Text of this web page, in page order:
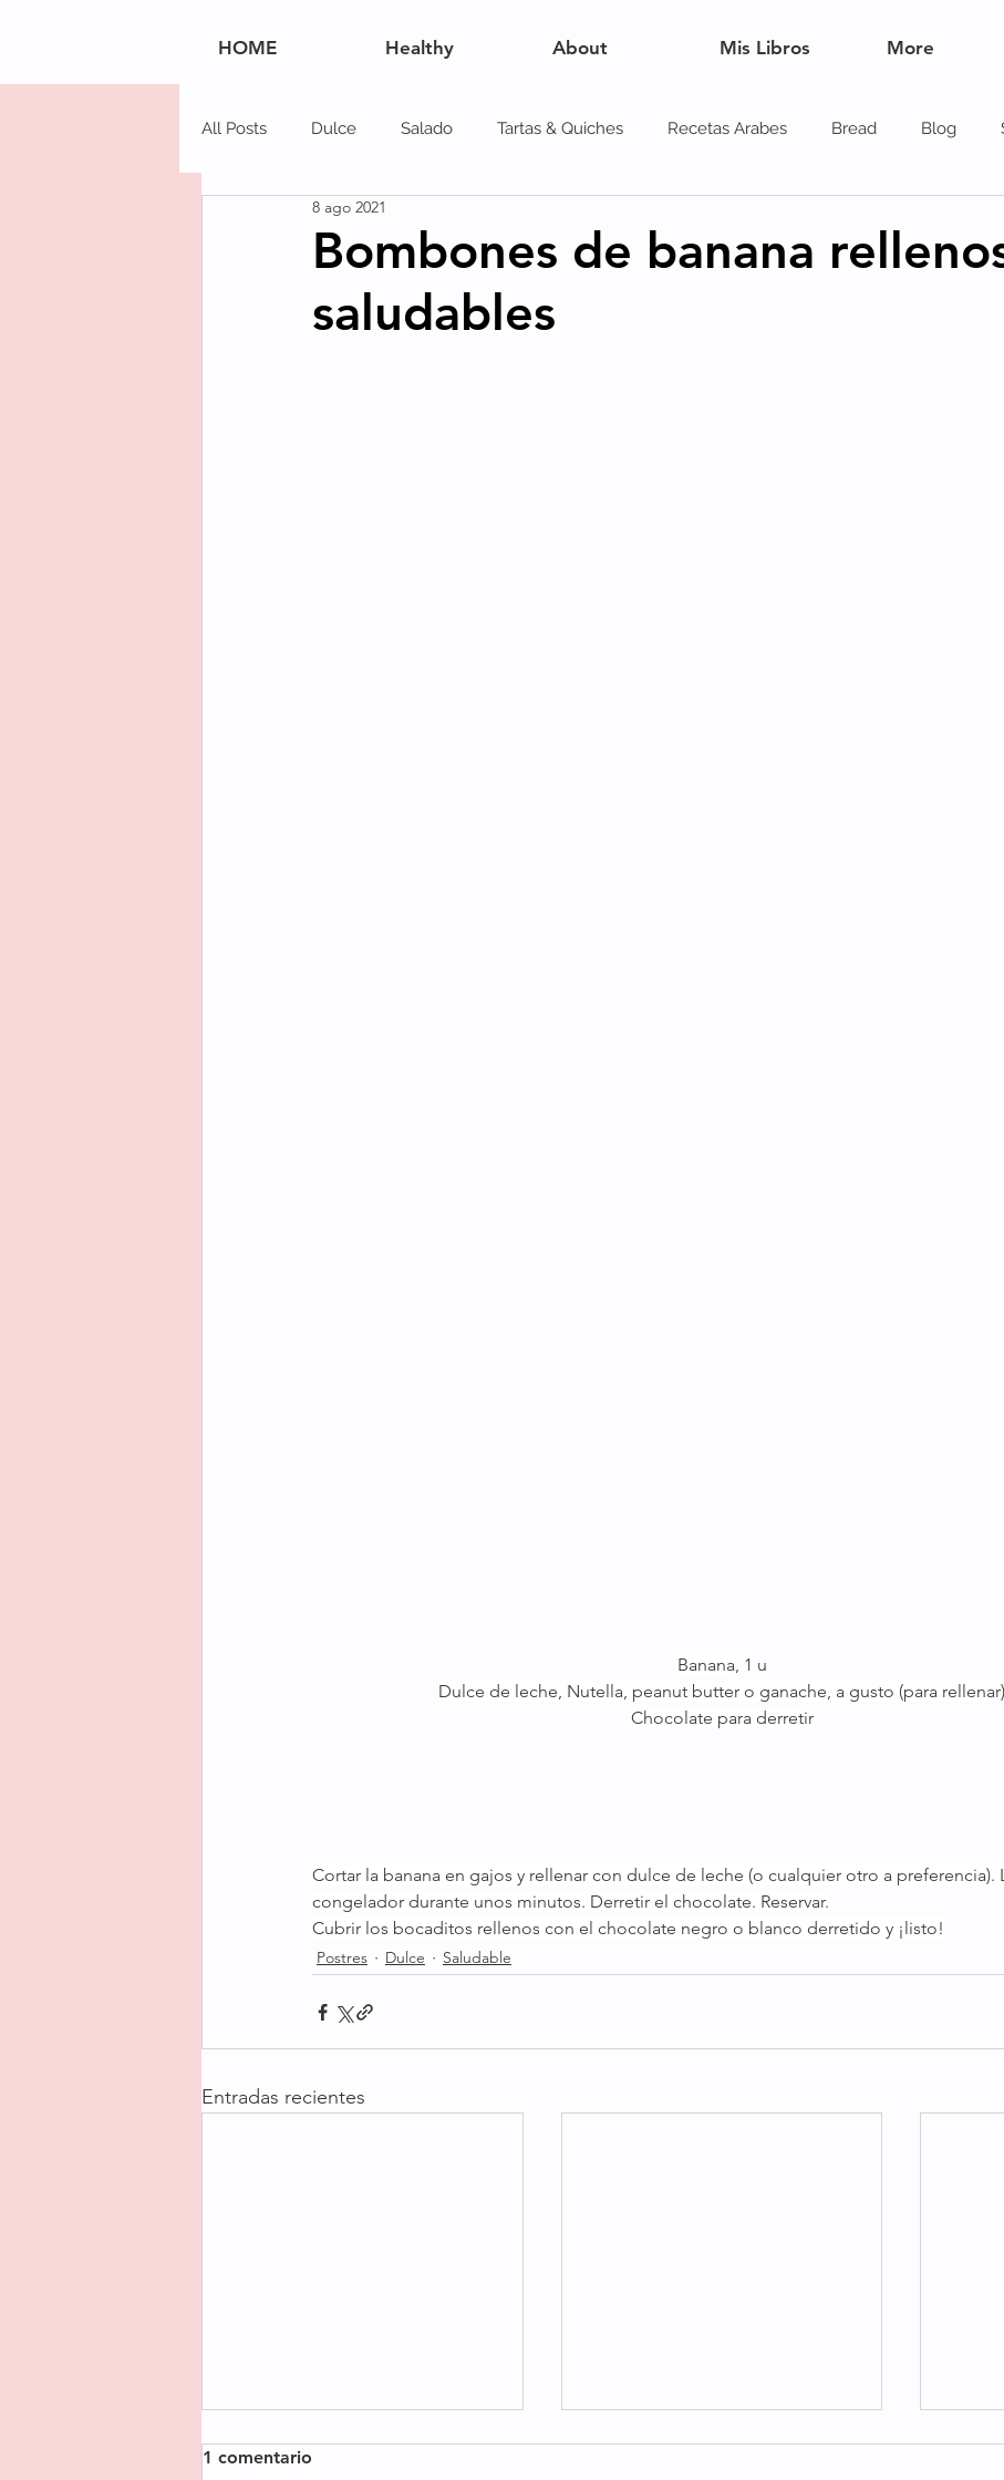
HOME Healthy About Mis Libros More
All Posts Dulce Salado Tartas & Quiches Recetas Arabes Bread Blog
Postres
Bombones de banana
saludables
8 ago 2021
Banana , 1 u
Dulce de leche, Nutella, peanut butter o ganache, a gusto (para rellenar)
Chocolate para derretir
Cortar la banana en gajos y rellenar con dulce de leche (o cualquier otro a preferencia).
congelador durante unos minutos. Derretir el chocolate. Reservar.
Cubrir los bocaditos rellenos con el chocolate negro o blanco derretido y ¡listo!
Postres Dulce Saludable
Entradas recientes
1 comentario